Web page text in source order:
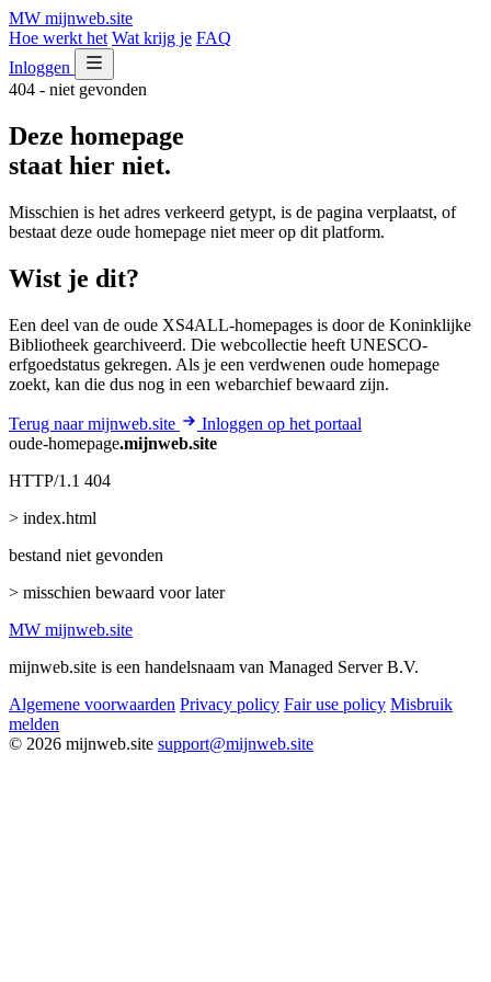
MW mijnweb.site
Hoe werkt het Wat krijg je FAQ
Inloggen
404 - niet gevonden
Deze homepage
staat hier niet.
Misschien is het adres verkeerd getypt, is de pagina verplaatst, of
bestaat deze oude homepage niet meer op dit platform.
Wist je dit?
Een deel van de oude XS4ALL-homepages is door de Koninklijke
Bibliotheek gearchiveerd. Die webcollectie heeft UNESCO-
erfgoedstatus gekregen. Als je een verdwenen oude homepage
zoekt, kan die dus nog in een webarchief bewaard zijn.
Terug naar mijnweb.site
Inloggen op het portaal
oude-homepage.mijnweb.site
HTTP/1.1 404
> index.html
bestand niet gevonden
> misschien bewaard voor later
MW mijnweb.site
mijnweb.site is een handelsnaam van Managed Server B.V.
Algemene voorwaarden Privacy policy Fair use policy Misbruik
melden
© 2026 mijnweb.site support@mijnweb.site